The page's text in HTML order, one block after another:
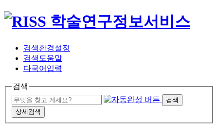
검색환경설정
검색도움말
다국어입력
검색
검색
상세검색